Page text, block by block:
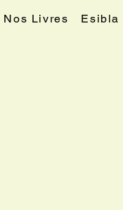
Nos Livres Esibla